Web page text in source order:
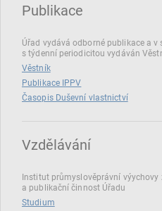
Publikace
Úřad vydává odborné publikace a
s týdenní periodicitou vydáván
Věstník
Publikace IPPV
Časopis Duševní vlastnictví
Vzdělávání
Institut průmyslověprávní
a publikační činnost Úřadu
Studium